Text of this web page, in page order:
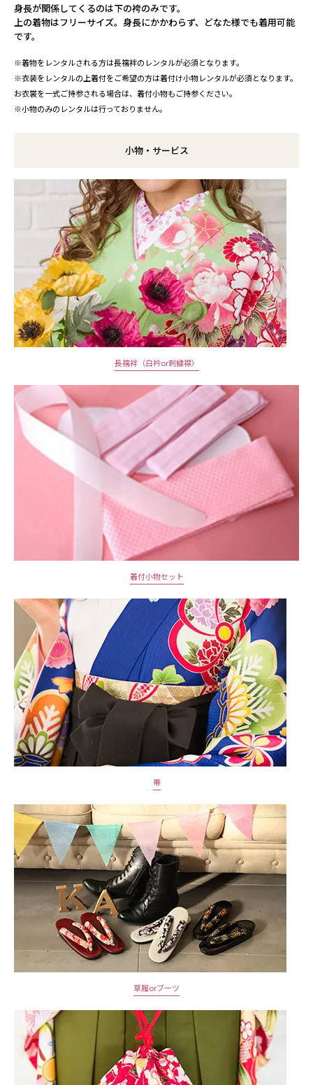
身長が関係してくるのは下の袴のみです。
上の着物はフリーサイズ。身長にかかわらず、どなた様でも着用可能
です。
※着物をレンタルされる方は長襦袢のレンタルが必須となります。
※衣装をレンタルの上着付をご希望の方は着付け小物レンタルが必須となります。
お衣裳を一式ご持参される場合は、着付小物もご持参ください。
※小物のみのレンタルは行っておりません。
小物・サービス
長襦袢（白衿or刺繍襟）
着付小物セット
帯
草履orブーツ